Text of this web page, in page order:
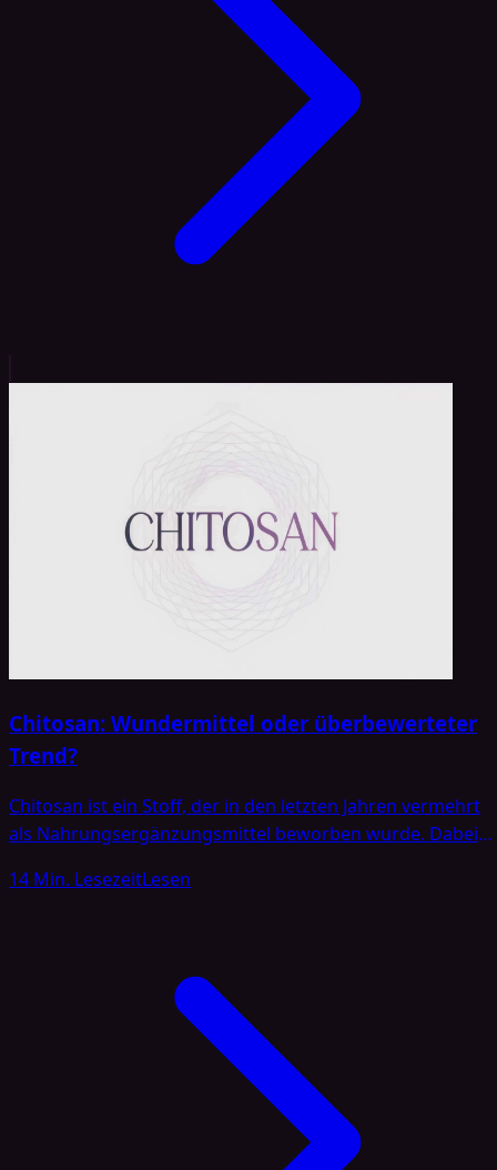
Eigenschaften haben dazu geführt, dass der Ballaststoff
Chitosan: Wundermittel oder überbewerteter
Trend?
Chitosan ist ein Stoff, der in den letzten Jahren vermehrt
als Nahrungsergänzungsmittel beworben wurde. Dabei
wie zum Beispiel die Bindung von Fetten im Magen-Darm-
Cholesterinspiegel. Aufgrund dieser angepriesenen
findet man Chitosan in zahlreichen Produkten, die
als „Fatburner“, „Fettblocker“ oder […]
14 Min. LesezeitLesen